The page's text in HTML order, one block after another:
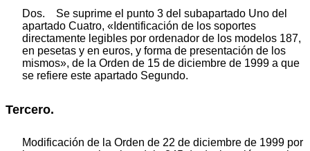
Dos. Se suprime el punto 3 del subapartado Uno del
apartado Cuatro, «Identificación de los soportes
directamente legibles por ordenador de los modelos 187,
en pesetas y en euros, y forma de presentación de los
mismos», de la Orden de 15 de diciembre de 1999 a que
se refiere este apartado Segundo.
Tercero.
Modificación de la Orden de 22 de diciembre de 1999 por